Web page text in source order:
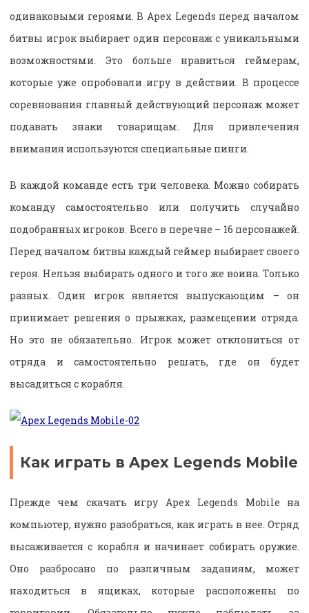
одинаковыми героями. В Apex Legends перед началом
битвы игрок выбирает один персонаж с уникальными
возможностями. Это больше нравиться геймерам,
которые уже опробовали игру в действии. В процессе
соревнования главный действующий персонаж может
подавать знаки товарищам. Для привлечения
внимания используются специальные пинги.
В каждой команде есть три человека. Можно собирать
команду самостоятельно или получить случайно
подобранных игроков. Всего в перечне – 16 персонажей.
Перед началом битвы каждый геймер выбирает своего
героя. Нельзя выбирать одного и того же воина. Только
разных. Один игрок является выпускающим – он
принимает решения о прыжках, размещении отряда.
Но это не обязательно. Игрок может отклониться от
отряда и самостоятельно решать, где он будет
высадиться с корабля.
Как играть в Apex Legends Mobile
Прежде чем скачать игру Apex Legends Mobile на
компьютер, нужно разобраться, как играть в нее. Отряд
высаживается с корабля и начинает собирать оружие.
Оно разбросано по различным заданиям, может
находиться в ящиках, которые расположены по